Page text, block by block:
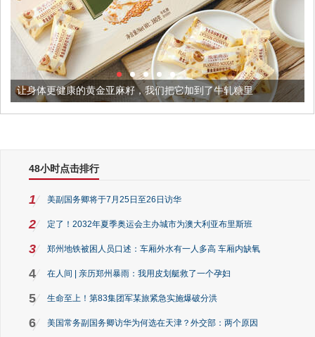
的黄金亚麻籽，我们把它加到了牛轧糖里 被列入佛家七宝
48小时点击排行
1 美副国务卿将于7月25日至26日访华
2 定了！2032年夏季奥运会主办城市为澳大利亚布里斯班
3 郑州地铁被困人员口述：车厢外水有一人多高 车厢内缺氧
4 在人间 | 亲历郑州暴雨：我用皮划艇救了一个孕妇
5 生命至上！第83集团军某旅紧急实施爆破分洪
6 美国常务副国务卿访华为何选在天津？外交部：两个原因